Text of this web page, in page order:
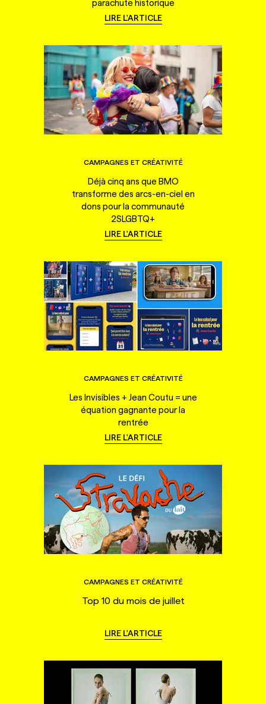
parachute historique
LIRE L'ARTICLE
CAMPAGNES ET CRÉATIVITÉ
Déjà cinq ans que BMO
transforme des arcs-en-ciel en
dons pour la communauté
2SLGBTQ+
LIRE L'ARTICLE
CAMPAGNES ET CRÉATIVITÉ
Les Invisibles + Jean Coutu = une
équation gagnante pour la
rentrée
LIRE L'ARTICLE
CAMPAGNES ET CRÉATIVITÉ
Top 10 du mois de juillet
LIRE L'ARTICLE